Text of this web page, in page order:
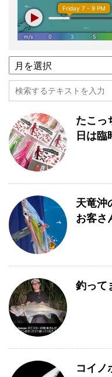
過
去
記
事
別
一
覧
たこっ
日は臨
天竜沖
お客さ
釣って
コイノ